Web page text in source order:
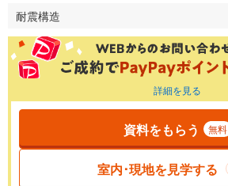
耐震構造
詳細を見る
資料をもらう 無料
室内･現地を見学する